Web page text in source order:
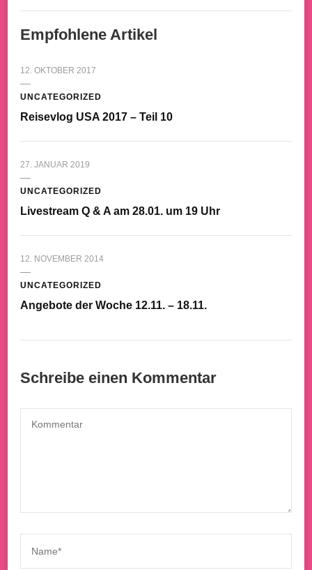
Empfohlene Artikel
12. OKTOBER 2017
UNCATEGORIZED
Reisevlog USA 2017 – Teil 10
27. JANUAR 2019
UNCATEGORIZED
Livestream Q & A am 28.01. um 19 Uhr
12. NOVEMBER 2014
UNCATEGORIZED
Angebote der Woche 12.11. – 18.11.
Schreibe einen Kommentar